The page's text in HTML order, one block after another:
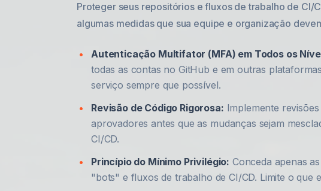
Proteger seus repositórios e fluxos de trabalho de CI/
algumas medidas que sua equipe e organização
Autenticação Multifator (MFA) em Todos os
todas as contas no GitHub e em outras
serviço sempre que possível.
Revisão de Código Rigorosa: Implemente
aprovadores antes que as mudanças sejam
CI/CD.
Princípio do Mínimo Privilégio: Conceda apenas
"bots" e fluxos de trabalho de CI/CD. Limite o que